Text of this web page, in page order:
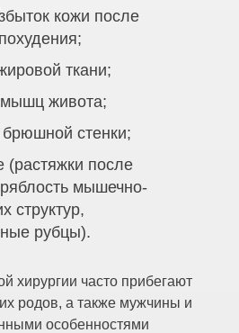
кожи после
ткани;
живота;
стенки;
после
мышечно-
структур,
рубцы).
хирургии часто прибегают
родов, а также мужчины и
особенностями